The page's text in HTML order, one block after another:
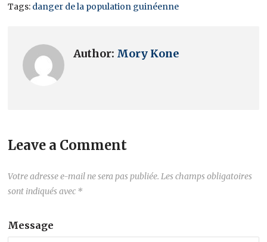
Tags: danger de la population guinéenne
Author: Mory Kone
Leave a Comment
Votre adresse e-mail ne sera pas publiée. Les champs obligatoires
sont indiqués avec *
Message